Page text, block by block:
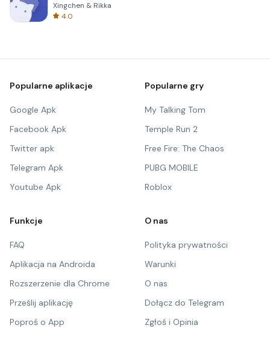
Xingchen & Rikka
4.0
Popularne aplikacje
Google Apk
Facebook Apk
Twitter apk
Telegram Apk
Youtube Apk
Popularne gry
My Talking Tom
Temple Run 2
Free Fire: The Chaos
PUBG MOBILE
Roblox
Funkcje
FAQ
Aplikacja na Androida
Rozszerzenie dla Chrome
Prześlij aplikację
Poproś o App
O nas
Polityka prywatności
Warunki
O nas
Dołącz do Telegram
Zgłoś i Opinia